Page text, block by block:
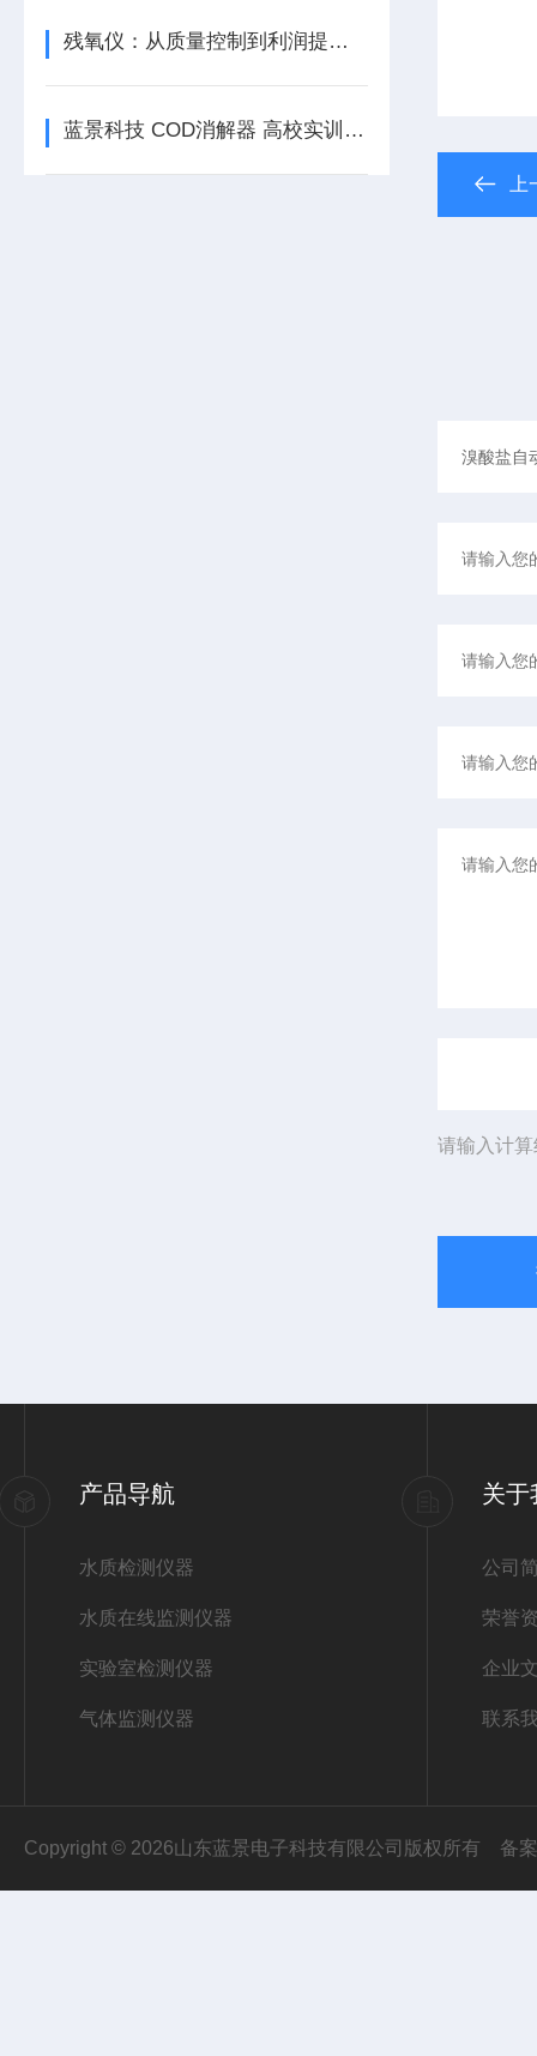
残氧仪：从质量控制到利润提升的价值转化/蓝景科技/山东蓝景
蓝景科技 COD消解器 高校实训教学标准化平台
请输入计
产品导航
水质检测仪器
水质在线监测仪器
实验室检测仪器
气体监测仪器
关于
公司
荣誉
企业
联系
Copyright © 2026山东蓝景电子科技有限公司版权所有 备